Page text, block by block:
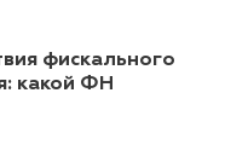
фискального
какой ФН